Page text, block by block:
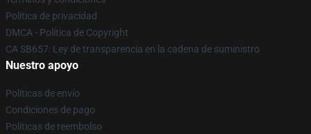
Política de privacidad
DMCA - Política de Copyright
CA SB657: Ley de transparencia en la cadena de suministro
Nuestro apoyo
Políticas de envío
Condiciones de pago
Políticas de reembolso